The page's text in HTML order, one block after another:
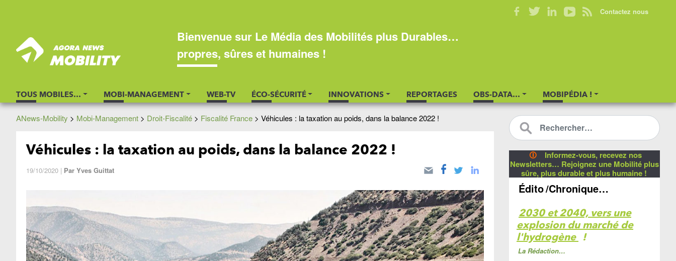
Bienvenue sur Le Média des Mobilités plus Durables…
propres, sûres et humaines !
TOUS MOBILES… MOBI-MANAGEMENT WEB-TV ÉCO-SÉCURITÉ INNOVATIONS REPORTAGES OBS-DATA… MOBIPÉDIA !
Contactez nous
ANews-Mobility > Mobi-Management > Droit-Fiscalité > Fiscalité France > Véhicules : la taxation au poids, dans la balance 2022 !
Véhicules : la taxation au poids, dans la balance 2022 !
19/10/2020 | Par Yves Guittat
🛈
Informez-vous, recevez nos
Newsletters… Rejoignez une Mobilité plus
sûre, plus durable et plus humaine !
Édito/Chronique…
2030 et 2040, vers une
explosion du marché de
l'hydrogène !
La Rédaction…